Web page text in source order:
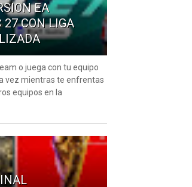
EA
27 CON LIGA
o juega con tu equipo
vez mientras te enfrentas
equipos en la